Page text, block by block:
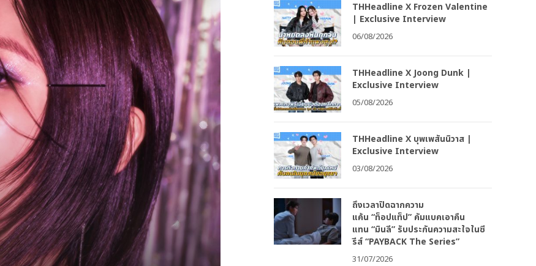
THHeadline X Frozen Valentine
| Exclusive Interview
06/08/2026
THHeadline X Joong Dunk |
Exclusive Interview
05/08/2026
THHeadline X บุพเพสันนิวาส |
Exclusive Interview
03/08/2026
ถึงเวลาปิดฉากความ
แค้น “ท็อปแท็ป” คัมแบคเอาคืน
แทน “มินลี” รับประกันความสะใจในซี
รีส์ “PAYBACK The Series”
31/07/2026